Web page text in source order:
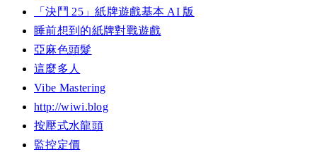
「決鬥 25」紙牌遊戲基本 AI 版
睡前想到的紙牌對戰遊戲
亞麻色頭髮
這麼多人
Vibe Mastering
http://wiwi.blog
按壓式水龍頭
監控定價